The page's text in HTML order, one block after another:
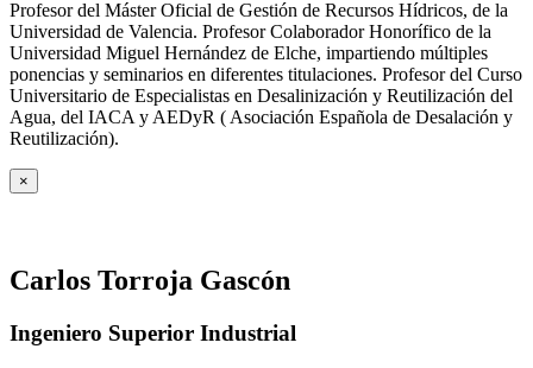
Profesor del Máster Oficial de Gestión de Recursos Hídricos, de la
Universidad de Valencia. Profesor Colaborador Honorífico de la
Universidad Miguel Hernández de Elche, impartiendo múltiples
ponencias y seminarios en diferentes titulaciones. Profesor del Curso
Universitario de Especialistas en Desalinización y Reutilización del
Agua, del IACA y AEDyR ( Asociación Española de Desalación y
Reutilización).
×
Carlos Torroja Gascón
Ingeniero Superior Industrial